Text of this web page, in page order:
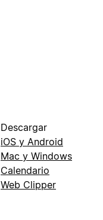
Descargar
iOS y Android
Mac y Windows
Calendario
Web Clipper